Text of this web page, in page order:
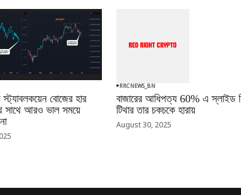
বোজের হার
সাথে আরও ভাল সময়ে
RRCNEWS_BN
বাজারের আধিপত্য 60% এ স্লাইড
টিথার তার চকচকে হারায়
August 30, 2025